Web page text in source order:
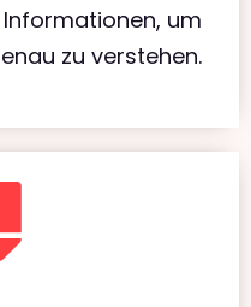
um
zu verstehen.